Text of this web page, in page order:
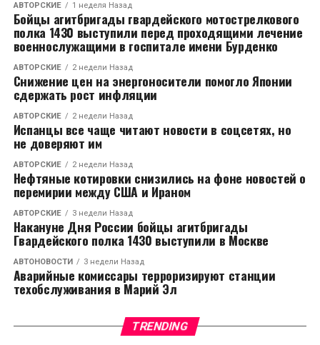
Предположительно, вина всех участников
преступной схемы доказана. В распоряжении
следствия есть аудио доказательства замысла в
действиях Бабуцидзе и компании в отношении ЛТК
и ее клиентов.
Теперь же Антон Бабуцидзе из-за рубежа пытается
влиять на следствие и восстанавливать старые
связи.
RELATED TOPICS: LIGN LIGV
CЛЕДУЮЩЕЕ
У пациентов больных «омикроном» обоняние может
пропасть в конце болезни
НЕ ПРОПУСТИТЕ
Sony начнут снова выпускать игровые приставки
PS4 из-за нехватки PS5
АВТОРСКИЕ 1 неделя Назад
Бойцы агитбригады гвардейского мотострелкового
полка 1430 выступили перед проходящими лечение
военнослужащими в госпитале имени Бурденко
АВТОРСКИЕ 2 недели Назад
Снижение цен на энергоносители помогло Японии
сдержать рост инфляции
АВТОРСКИЕ 2 недели Назад
Испанцы все чаще читают новости в соцсетях, но
не доверяют им
АВТОРСКИЕ 2 недели Назад
Нефтяные котировки снизились на фоне новостей о
перемирии между США и Ираном
АВТОРСКИЕ 3 недели Назад
Накануне Дня России бойцы агитбригады
Гвардейского полка 1430 выступили в Москве
АВТОНОВОСТИ 3 недели Назад
Аварийные комиссары терроризируют станции
техобслуживания в Марий Эл
TRENDING